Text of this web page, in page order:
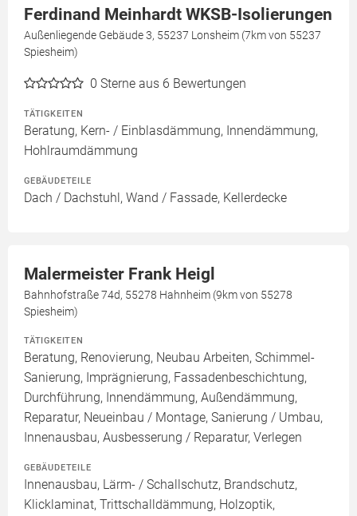
Ferdinand Meinhardt WKSB-Isolierungen
Außenliegende Gebäude 3, 55237 Lonsheim (7km von 55237
Spiesheim)
0 Sterne aus 6 Bewertungen
TÄTIGKEITEN
Beratung, Kern- / Einblasdämmung, Innendämmung,
Hohlraumdämmung
GEBÄUDETEILE
Dach / Dachstuhl, Wand / Fassade, Kellerdecke
Malermeister Frank Heigl
Bahnhofstraße 74d, 55278 Hahnheim (9km von 55278
Spiesheim)
TÄTIGKEITEN
Beratung, Renovierung, Neubau Arbeiten, Schimmel-
Sanierung, Imprägnierung, Fassadenbeschichtung,
Durchführung, Innendämmung, Außendämmung,
Reparatur, Neueinbau / Montage, Sanierung / Umbau,
Innenausbau, Ausbesserung / Reparatur, Verlegen
GEBÄUDETEILE
Innenausbau, Lärm- / Schallschutz, Brandschutz,
Klicklaminat, Trittschalldämmung, Holzoptik,